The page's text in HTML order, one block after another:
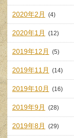
2020年2月 (4)
2020年1月 (12)
2019年12月 (5)
2019年11月 (14)
2019年10月 (16)
2019年9月 (28)
2019年8月 (29)